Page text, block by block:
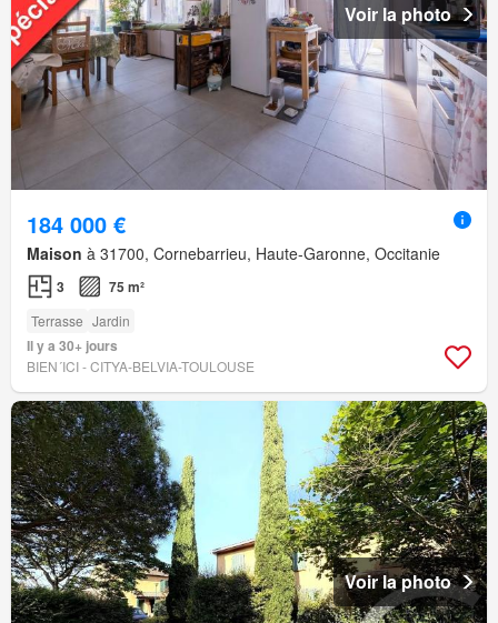
Voir la photo
184 000 €
Maison à 31700, Cornebarrieu, Haute-Garonne, Occitanie
3 75 m²
Terrasse Jardin
Il y a 30+ jours
BIEN´ICI - CITYA-BELVIA-TOULOUSE
Voir la photo